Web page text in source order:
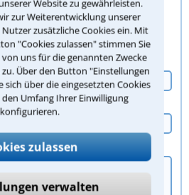
Website zu gewährleisten.
zur Weiterentwicklung unserer
zusätzliche Cookies ein. Mit
"Cookies zulassen" stimmen Sie
uns für die genannten Zwecke
Über den Button "Einstellungen
sich über die eingesetzten Cookies
Umfang Ihrer Einwilligung
konfigurieren.
zulassen
verwalten
Kontaktaufnahme
Vielen Dank!